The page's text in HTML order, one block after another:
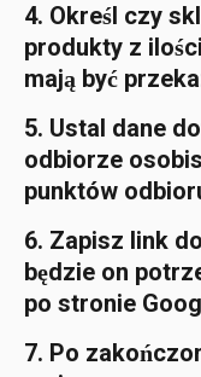
4. Określ czy
produkty z
mają być
5. Ustal dane
odbiorze
punktów
6. Zapisz link
będzie on
po stronie
7. Po